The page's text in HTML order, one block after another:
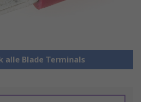
alle Blade Terminals